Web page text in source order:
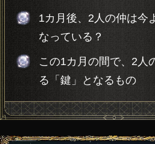
1カ月後、2人の仲は今
なっている？
この1カ月の間で、2人
る「鍵」となるもの